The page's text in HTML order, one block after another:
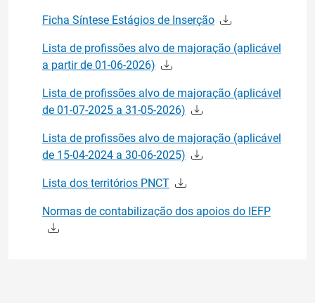
Ficha Síntese Estágios de Inserção
Lista de profissões alvo de majoração (aplicável
a partir de 01-06-2026)
Lista de profissões alvo de majoração (aplicável
de 01-07-2025 a 31-05-2026)
Lista de profissões alvo de majoração (aplicável
de 15-04-2024 a 30-06-2025)
Lista dos territórios PNCT
Normas de contabilização dos apoios do IEFP